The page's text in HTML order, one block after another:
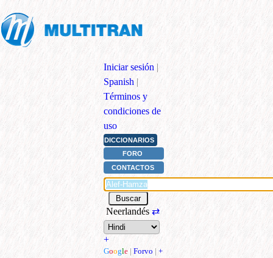
Iniciar sesión |
Spanish |
Términos y
condiciones de
uso
DICCIONARIOS
FORO
CONTACTOS
Neerlandés ⇄
+
Google | Forvo | +